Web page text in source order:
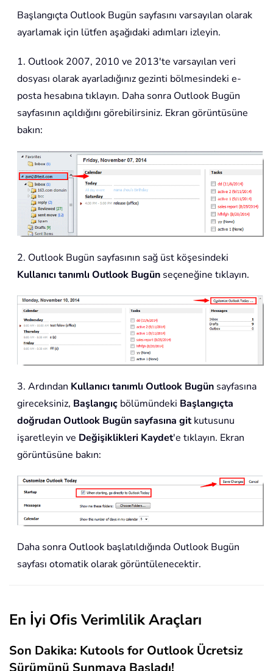
Başlangıçta Outlook Bugün sayfasını varsayılan olarak
ayarlamak için lütfen aşağıdaki adımları izleyin.
1. Outlook 2007, 2010 ve 2013'te varsayılan veri
dosyası olarak ayarladığınız gezinti bölmesindeki e-
posta hesabına tıklayın. Daha sonra Outlook Bugün
sayfasının açıldığını görebilirsiniz. Ekran görüntüsüne
bakın:
2. Outlook Bugün sayfasının sağ üst köşesindeki
Kullanıcı tanımlı Outlook Bugün seçeneğine tıklayın.
3. Ardından Kullanıcı tanımlı Outlook Bugün sayfasına
gireceksiniz, Başlangıç bölümündeki Başlangıçta
doğrudan Outlook Bugün sayfasına gitkutusunu
işaretleyin ve Değişiklikleri Kaydet'e tıklayın. Ekran
görüntüsüne bakın:
Daha sonra Outlook başlatıldığında Outlook Bugün
sayfası otomatik olarak görüntülenecektir.
En İyi Ofis Verimlilik Araçları
Son Dakika: Kutools for Outlook Ücretsiz
Sürümünü Sunmaya Başladı!